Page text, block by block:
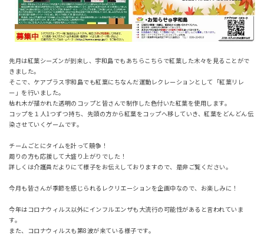
先月は紅葉シーズンが到来し、宇和島でもあちらこちらで紅葉した木々を見ることがで
きました。
そこで、ケアプラス宇和島でも紅葉にちなんだ運動レクレーションとして「紅葉リレ
ー」を行いました。
枯れ木が描かれた透明のコップと皆さんで制作した色付いた紅葉を使用します。
コップを１人1つずつ持ち、先頭の方から紅葉をコップへ移していき、紅葉をどんどん伝
染させていくゲームです。
チームごとにタイムを計って競争！
周りの方も応援して大盛り上がりでした！
詳しくは介護員だよりにて様子をお伝えしておりますので、是非ご覧ください。
今月も皆さんが季節を感じられるレクリエーションを企画中なので、お楽しみに！
今年はコロナウィルス以外にインフルエンザも大流行の可能性があると言われていま
す。
また、コロナウィルスも第8波が来ている様子です。